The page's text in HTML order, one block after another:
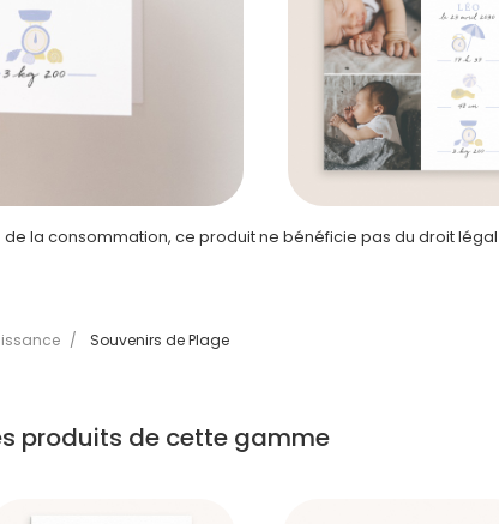
/ Souvenirs de Plage
de la consommation, ce produit ne bénéficie pas du droit
produits de cette gamme